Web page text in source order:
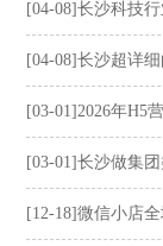
[04-08]长沙科技
[04-08]长沙超详
[03-01]2026年H5
[03-01]长沙做集
[12-18]微信小店